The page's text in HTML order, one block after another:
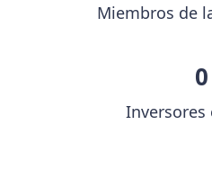
Miembros de
0
Inversores